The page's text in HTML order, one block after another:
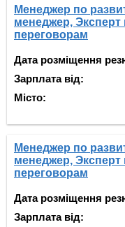
Менеджер по
менеджер,
переговорам
Дата розміщення
Зарплата від:
Місто:
Менеджер по
менеджер,
переговорам
Дата розміщення
Зарплата від: